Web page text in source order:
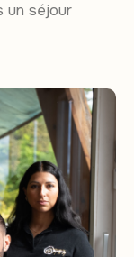
un séjour